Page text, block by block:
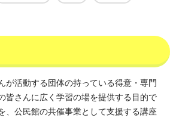
が活動する団体の持っている得意・専門
皆さんに広く学習の場を提供する目的で
、公民館の共催事業として支援する講座